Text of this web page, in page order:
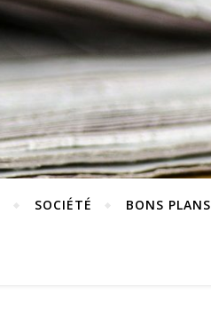
SOCIÉTÉ BONS PLANS